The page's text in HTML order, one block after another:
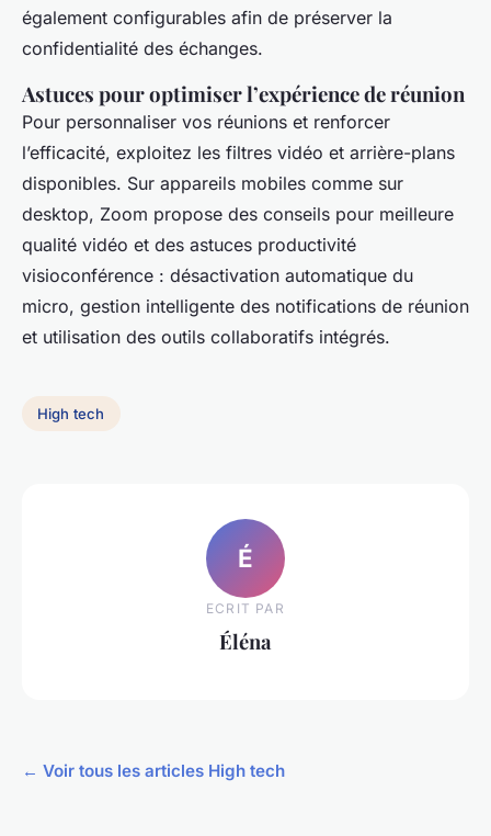
également configurables afin de préserver la
confidentialité des échanges.
Astuces pour optimiser l’expérience de réunion
Pour personnaliser vos réunions et renforcer
l’efficacité, exploitez les filtres vidéo et arrière-plans
disponibles. Sur appareils mobiles comme sur
desktop, Zoom propose des conseils pour meilleure
qualité vidéo et des astuces productivité
visioconférence : désactivation automatique du
micro, gestion intelligente des notifications de réunion
et utilisation des outils collaboratifs intégrés.
High tech
É
ECRIT PAR
Éléna
← Voir tous les articles High tech